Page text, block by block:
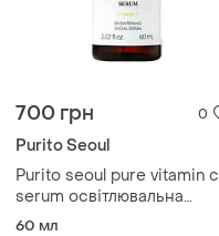
700 грн 0
Purito Seoul
Purito seoul pure vitamin c
serum освітлювальна
сироватка з вітаміном с
60 мл